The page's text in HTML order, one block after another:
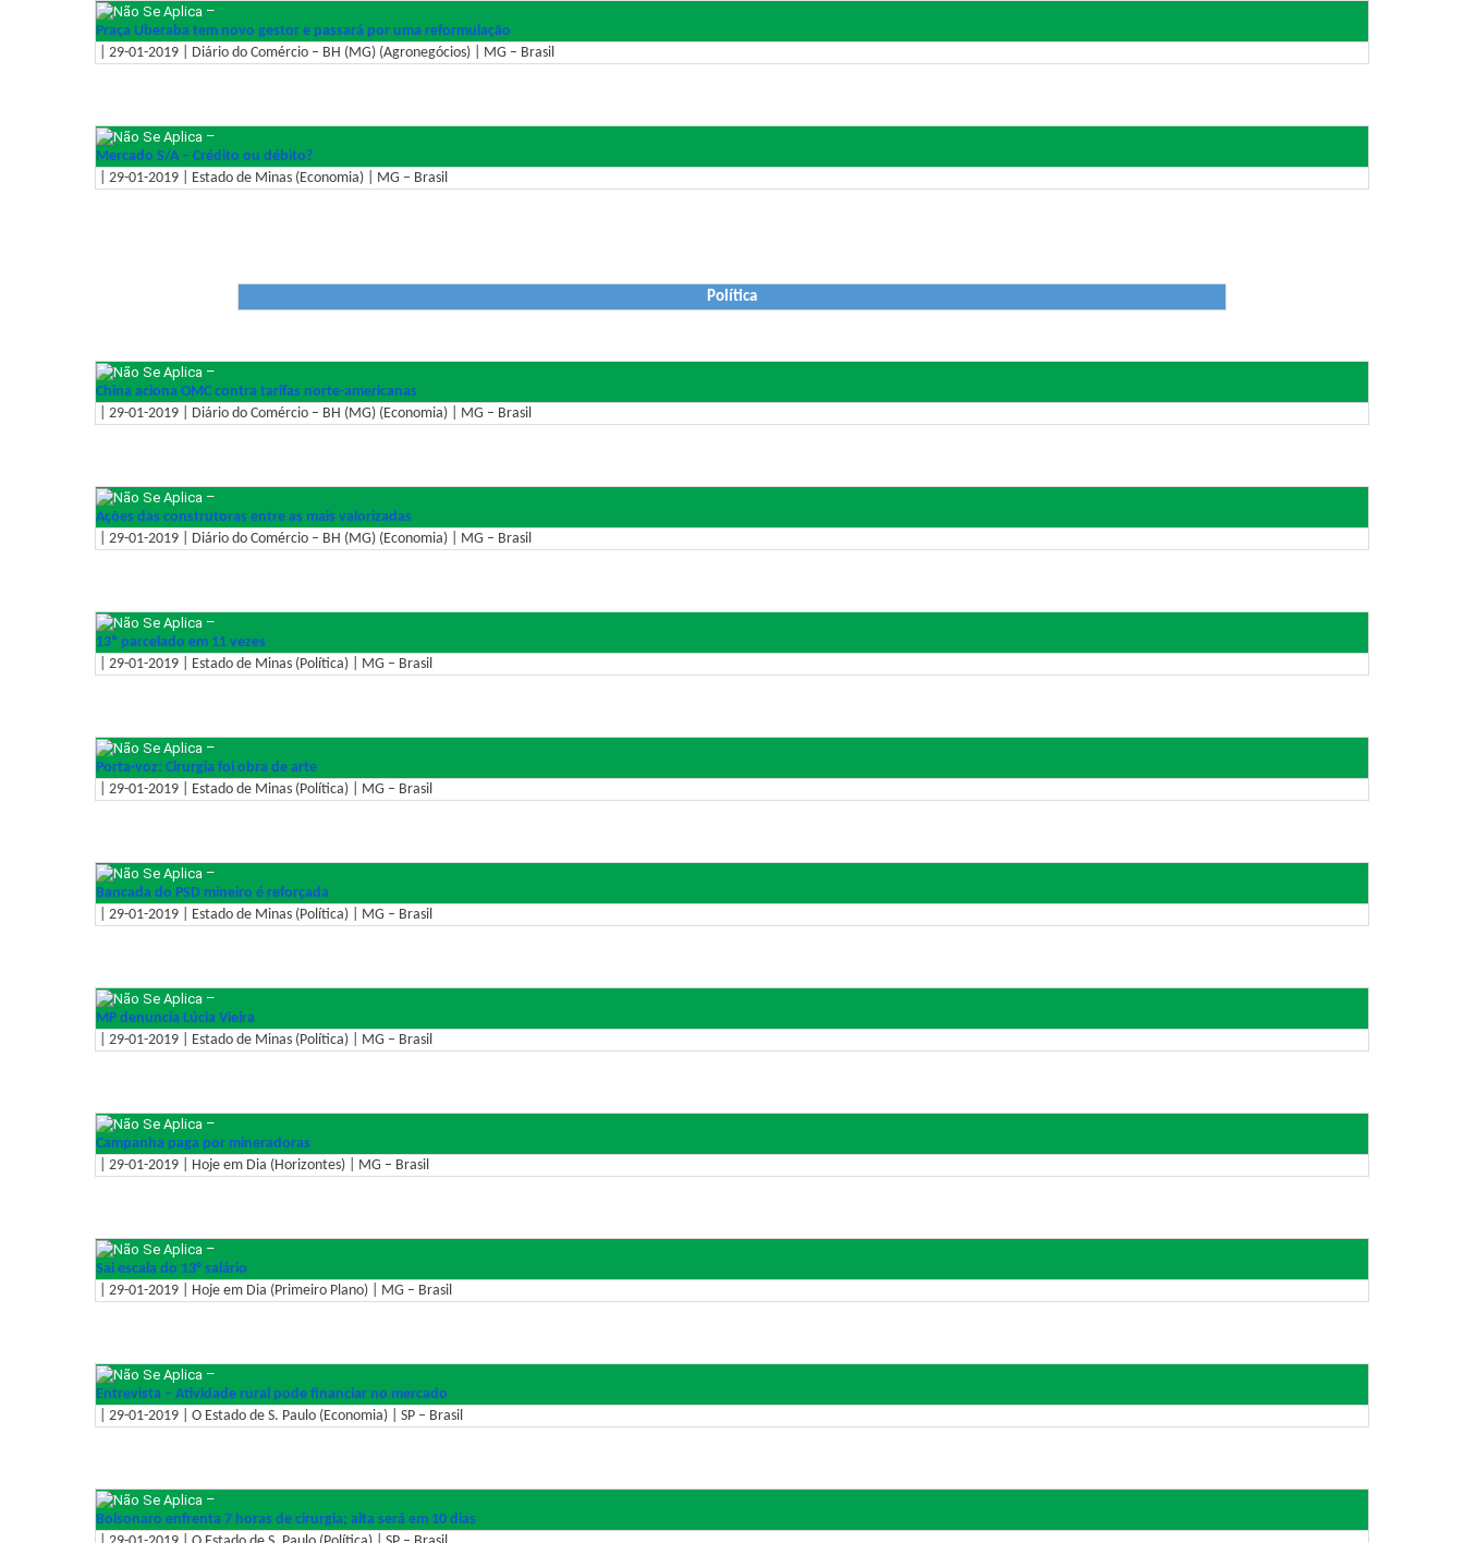
–
Praça Uberaba tem novo gestor e passará por uma reformulação
| 29-01-2019 | Diário do Comércio – BH (MG) (Agronegócios) | MG – Brasil
–
Mercado S/A – Crédito ou débito?
| 29-01-2019 | Estado de Minas (Economia) | MG – Brasil
Política
–
China aciona OMC contra tarifas norte-americanas
| 29-01-2019 | Diário do Comércio – BH (MG) (Economia) | MG – Brasil
–
Ações das construtoras entre as mais valorizadas
| 29-01-2019 | Diário do Comércio – BH (MG) (Economia) | MG – Brasil
–
13º parcelado em 11 vezes
| 29-01-2019 | Estado de Minas (Política) | MG – Brasil
–
Porta-voz: Cirurgia foi obra de arte
| 29-01-2019 | Estado de Minas (Política) | MG – Brasil
–
Bancada do PSD mineiro é reforçada
| 29-01-2019 | Estado de Minas (Política) | MG – Brasil
–
MP denuncia Lúcia Vieira
| 29-01-2019 | Estado de Minas (Política) | MG – Brasil
–
Campanha paga por mineradoras
| 29-01-2019 | Hoje em Dia (Horizontes) | MG – Brasil
–
Sai escala do 13° salário
| 29-01-2019 | Hoje em Dia (Primeiro Plano) | MG – Brasil
–
Entrevista – Atividade rural pode financiar no mercado
| 29-01-2019 | O Estado de S. Paulo (Economia) | SP – Brasil
–
Bolsonaro enfrenta 7 horas de cirurgia; alta será em 10 dias